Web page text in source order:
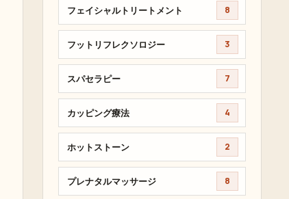
フェイシャルトリートメント 8
フットリフレクソロジー 3
スパセラピー 7
カッピング療法 4
ホットストーン 2
プレナタルマッサージ 8